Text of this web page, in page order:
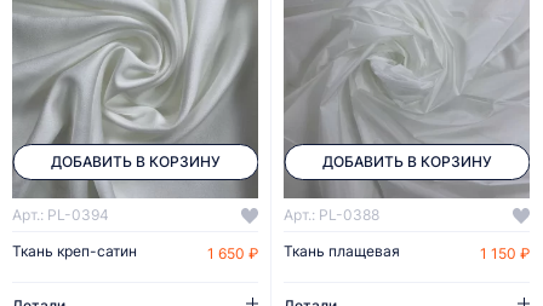
ДОБАВИТЬ В КОРЗИНУ
Арт.: PL-0394
Ткань креп-сатин
1 650 ₽
ДОБАВИТЬ В КОРЗИНУ
Арт.: PL-0388
Ткань плащевая
1 150 ₽